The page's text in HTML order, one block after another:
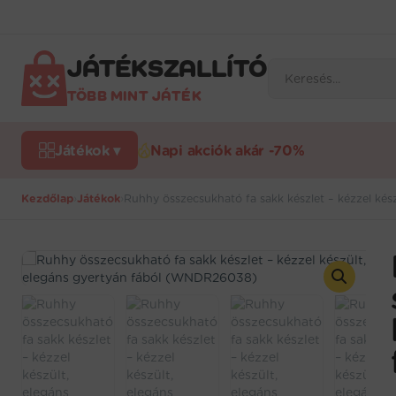
JÁTÉKSZALLÍTÓ
TÖBB MINT JÁTÉK
search
Játékok ▾ Napi akciók akár -70%
Kezdőlap Játékok Ruhhy összecsukható fa sakk készlet – kézzel